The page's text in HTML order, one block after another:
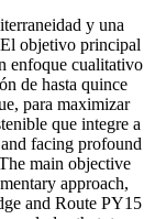
y una
objetivo principal
enfoque cualitativo
de hasta quince
para maximizar
que integre a
facing profound
main objective
approach,
and Route PY15